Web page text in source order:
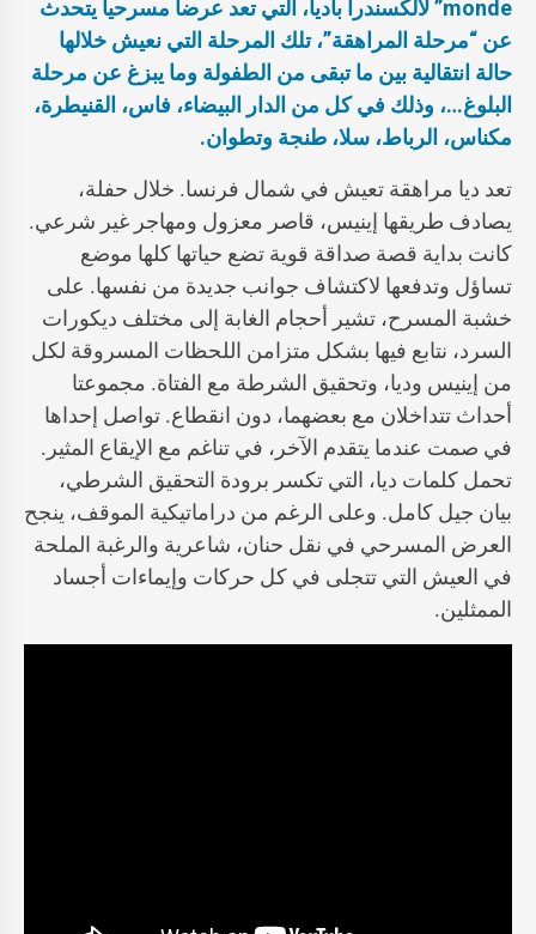
monde” لألكسندرا باديا، التي تعد عرضا مسرحيا يتحدث
عن “مرحلة المراهقة”، تلك المرحلة التي نعيش خلالها
حالة انتقالية بين ما تبقى من الطفولة وما يبزغ عن مرحلة
البلوغ…، وذلك في كل من الدار البيضاء، فاس، القنيطرة،
مكناس، الرباط، سلا، طنجة وتطوان.
تعد ديا مراهقة تعيش في شمال فرنسا. خلال حفلة،
يصادف طريقها إينيس، قاصر معزول ومهاجر غير شرعي.
كانت بداية قصة صداقة قوية تضع حياتها كلها موضع
تساؤل وتدفعها لاكتشاف جوانب جديدة من نفسها. على
خشبة المسرح، تشير أحجام الغابة إلى مختلف ديكورات
السرد، نتابع فيها بشكل متزامن اللحظات المسروقة لكل
من إينيس وديا، وتحقيق الشرطة مع الفتاة. مجموعتا
أحداث تتداخلان مع بعضهما، دون انقطاع. تواصل إحداها
في صمت عندما يتقدم الآخر، في تناغم مع الإيقاع المثير.
تحمل كلمات ديا، التي تكسر برودة التحقيق الشرطي،
بيان جيل كامل. وعلى الرغم من دراماتيكية الموقف، ينجح
العرض المسرحي في نقل حنان، شاعرية والرغبة الملحة
في العيش التي تتجلى في كل حركات وإيماءات أجساد
الممثلين.